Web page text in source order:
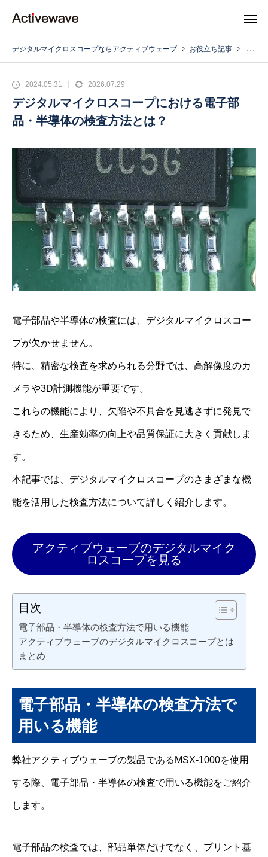
デジタルマイクロスコープならアクティブウェーブ お役立ち記事
2024.05.31 2026.07.29
デジタルマイクロスコープにおける電子部
品・半導体の検査方法とは？
電子部品や半導体の検査には、デジタルマイクロスコー
プが欠かせません。
特に、精密な検査を求められる分野では、高解像度のカ
メラや3D計測機能が重要です。
これらの機能により、欠陥や不具合を見逃さずに発見で
きるため、生産効率の向上や品質保証に大きく貢献しま
す。
本記事では、デジタルマイクロスコープのさまざまな機
能を活用した検査方法について詳しく紹介します。
アクティブウェーブのデジタルマイク
ロスコープを見る
目次
電子部品・半導体の検査方法で用いる機能
アクティブウェーブのデジタルマイクロスコープとは
まとめ
電子部品・半導体の検査方法で
用いる機能
弊社アクティブウェーブの製品であるMSX-1000を使用
する際、電子部品・半導体の検査で用いる機能をご紹介
します。
電子部品の検査では、部品単体だけでなく、プリント基